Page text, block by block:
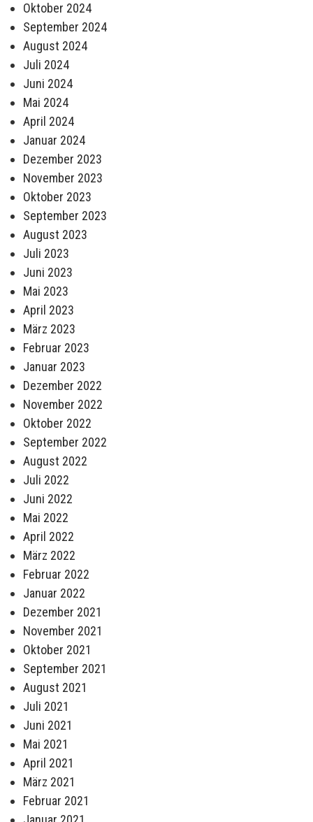
Oktober 2024
September 2024
August 2024
Juli 2024
Juni 2024
Mai 2024
April 2024
Januar 2024
Dezember 2023
November 2023
Oktober 2023
September 2023
August 2023
Juli 2023
Juni 2023
Mai 2023
April 2023
März 2023
Februar 2023
Januar 2023
Dezember 2022
November 2022
Oktober 2022
September 2022
August 2022
Juli 2022
Juni 2022
Mai 2022
April 2022
März 2022
Februar 2022
Januar 2022
Dezember 2021
November 2021
Oktober 2021
September 2021
August 2021
Juli 2021
Juni 2021
Mai 2021
April 2021
März 2021
Februar 2021